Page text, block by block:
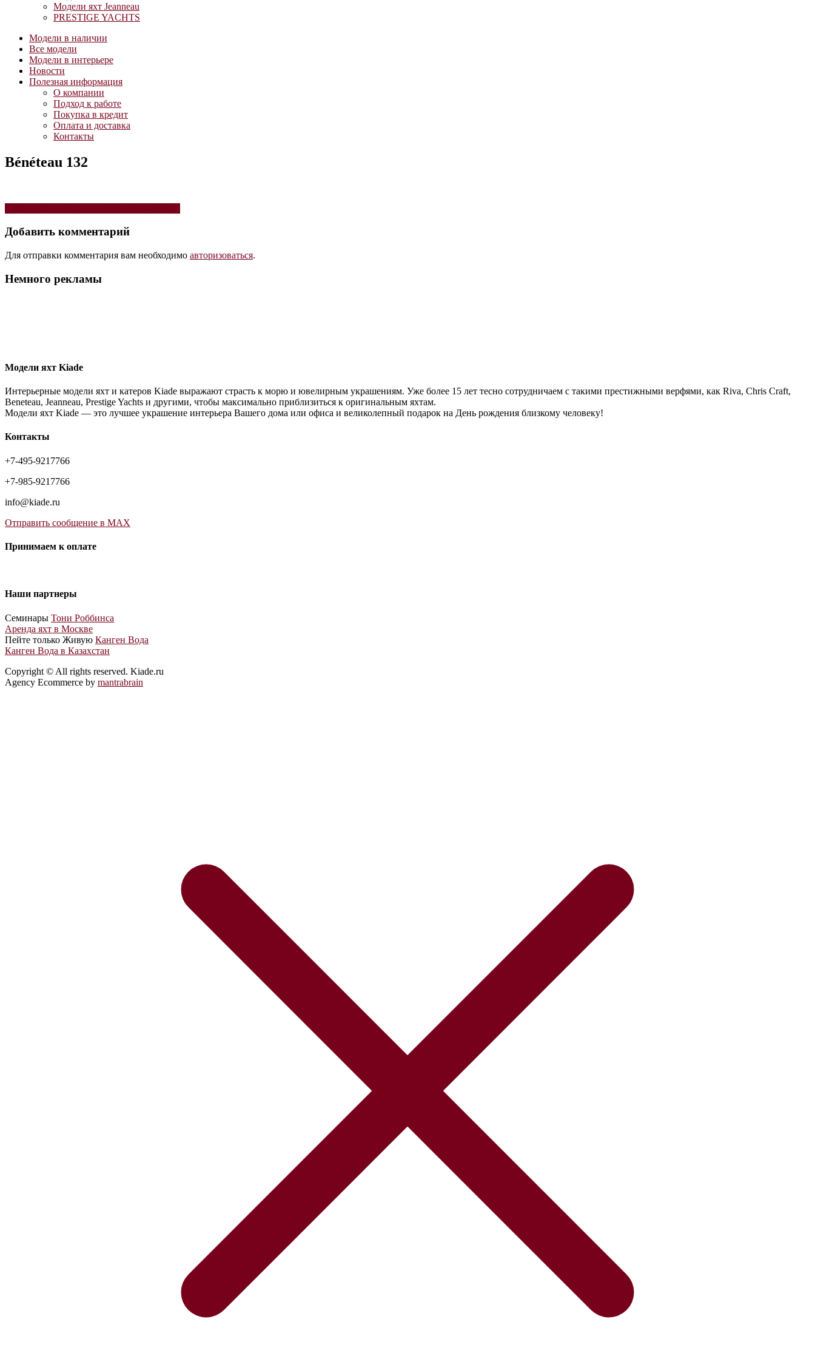
Модели яхт Jeanneau
PRESTIGE YACHTS
Модели в наличии
Все модели
Модели в интерьере
Новости
Полезная информация
О компании
Подход к работе
Покупка в кредит
Оплата и доставка
Контакты
Bénéteau 132
Навигация
по
записям
Добавить комментарий
Для отправки комментария вам необходимо авторизоваться.
Немного рекламы
Модели яхт Kiade
Интерьерные модели яхт и катеров Kiade выражают страсть к морю и ювелирным украшениям. Уже более 15 лет тесно сотрудничаем с такими престижными верфями, как Riva, Chris Craft,
Beneteau, Jeanneau, Prestige Yachts и другими, чтобы максимально приблизиться к оригинальным яхтам.
Модели яхт Kiade — это лучшее украшение интерьера Вашего дома или офиса и великолепный подарок на День рождения близкому человеку!
Контакты
+7-495-9217766
+7-985-9217766
info@kiade.ru
Отправить сообщение в MAX
Принимаем к оплате
Наши партнеры
Cеминары Тони Роббинса
Аренда яхт в Москве
Пейте только Живую Канген Вода
Канген Вода в Казахстан
Copyright © All rights reserved. Kiade.ru
Agency Ecommerce by mantrabrain